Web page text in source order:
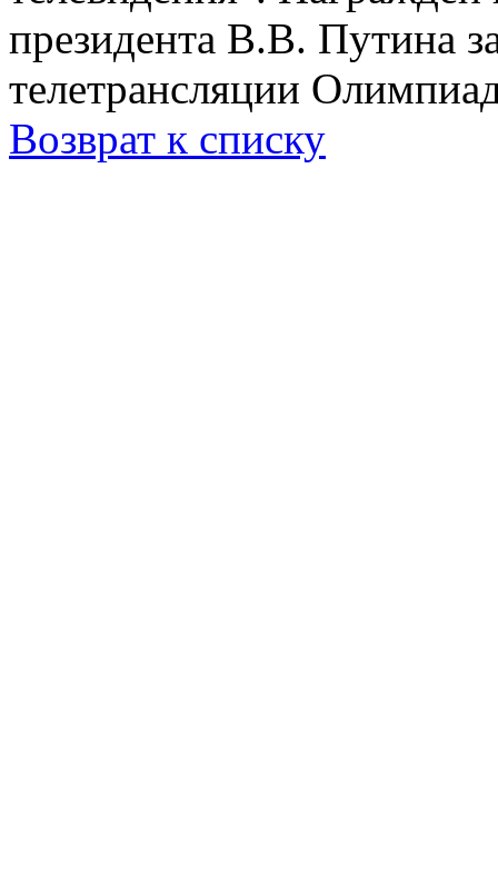
президента В.В. Путина
телетрансляции
Возврат к списку